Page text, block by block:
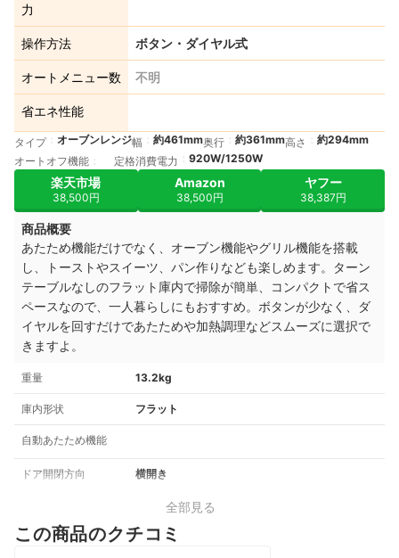
力
操作方法 ボタン・ダイヤル式
オートメニュー数 不明
省エネ性能
タイプ オーブンレンジ幅 約461mm奥行 約361mm高さ
約294mm
オートオフ機能
定格消費電力 920W/1250W
楽天市場
38,500円
Amazon
38,500円
ヤフー
38,387円
商品概要
あたため機能だけでなく、オーブン機能やグリル機能を搭載
し、トーストやスイーツ、パン作りなども楽しめます。
ターン
テーブルなしのフラット庫内で掃除が簡単、
コンパクトで省ス
ペースなので、一人暮らしにもおすすめ。 ボタンが少なく、ダ
イヤルを回すだけであたためや加熱調理などスムーズに選択で
きますよ。
重量 13.2kg
庫内形状 フラット
自動あたため機能
ドア開閉方向 横開き
全部見る
この商品のクチコミ